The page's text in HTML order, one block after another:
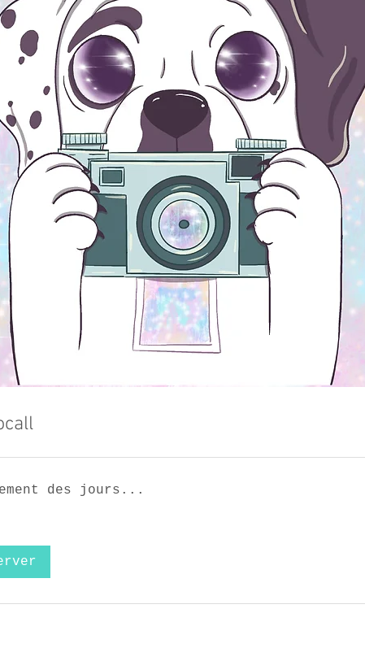
des jours...